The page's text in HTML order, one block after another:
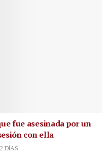
fue asesinada por un
con ella
DÍAS